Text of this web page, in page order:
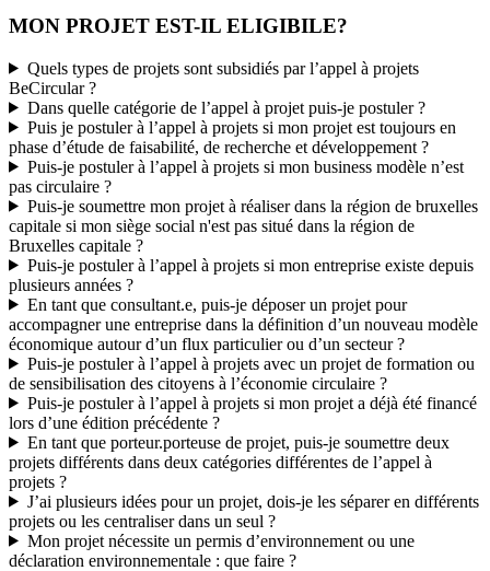
MON PROJET EST-IL ELIGIBILE?
Quels types de projets sont subsidiés par l’appel à projets
BeCircular ?
Dans quelle catégorie de l’appel à projet puis-je postuler ?
Puis je postuler à l’appel à projets si mon projet est toujours en
phase d’étude de faisabilité, de recherche et développement ?
Puis-je postuler à l’appel à projets si mon business modèle n’est
pas circulaire ?
Puis-je soumettre mon projet à réaliser dans la région de bruxelles
capitale si mon siège social n'est pas situé dans la région de
Bruxelles capitale ?
Puis-je postuler à l’appel à projets si mon entreprise existe depuis
plusieurs années ?
En tant que consultant.e, puis-je déposer un projet pour
accompagner une entreprise dans la définition d’un nouveau modèle
économique autour d’un flux particulier ou d’un secteur ?
Puis-je postuler à l’appel à projets avec un projet de formation ou
de sensibilisation des citoyens à l’économie circulaire ?
Puis-je postuler à l’appel à projets si mon projet a déjà été financé
lors d’une édition précédente ?
En tant que porteur.porteuse de projet, puis-je soumettre deux
projets différents dans deux catégories différentes de l’appel à
projets ?
J’ai plusieurs idées pour un projet, dois-je les séparer en différents
projets ou les centraliser dans un seul ?
Mon projet nécessite un permis d’environnement ou une
déclaration environnementale : que faire ?